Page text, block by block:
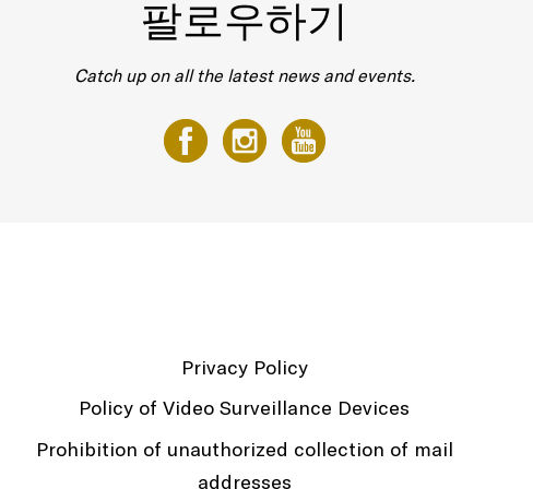
팔로우하기
Catch up on all the latest news and events.
Privacy Policy
Policy of Video Surveillance Devices
Prohibition of unauthorized collection of mail
addresses